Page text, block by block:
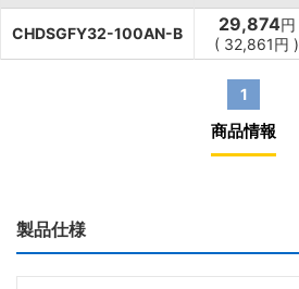
CHDSGFY32-100AN-B 29,874円
( 32,861円 )
1
商品情報
製品仕様